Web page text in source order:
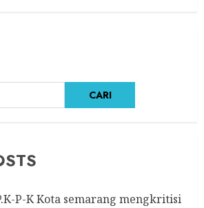
CARI
P-K Kota semarang mengkritisi